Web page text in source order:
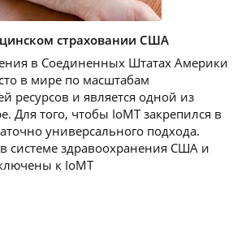
страховании США
в Соединенных Штатах Америки
в мире по масштабам
ресурсов и является одной из
Для того, чтобы IoMT закрепился в
универсального подхода.
системе здравоохранения США и
к IoMT